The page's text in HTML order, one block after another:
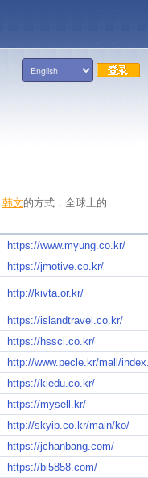
韩文的方式，全球上的
https://www.myung.co.kr/
https://jmotive.co.kr/
http://kivta.or.kr/
https://islandtravel.co.kr/
https://hssci.co.kr/
http://www.pecle.kr/mall/
https://kiedu.co.kr/
https://mysell.kr/
http://skyip.co.kr/main/ko/
https://jchanbang.com/
https://bi5858.com/